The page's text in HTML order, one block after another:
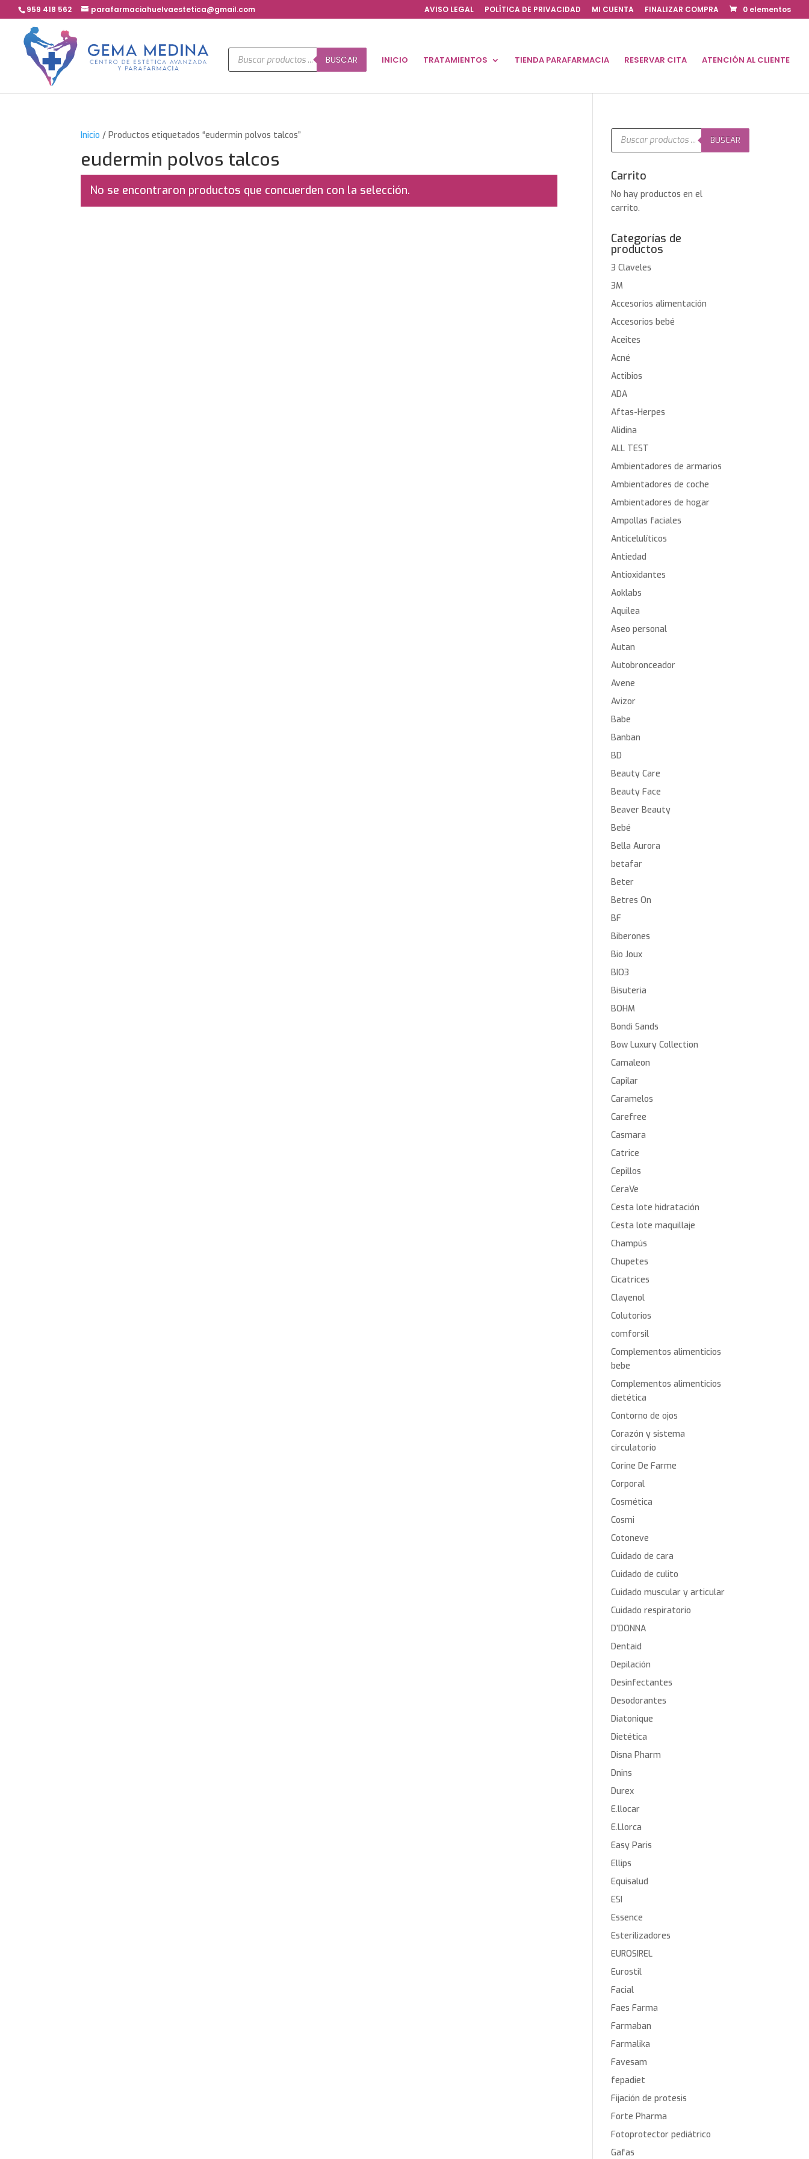
959 418 562 parafarmaciahuelvaestetica@gmail.com AVISO LEGAL POLÍTICA DE PRIVACIDAD MI CUENTA FINALIZAR COMPRA 0 elementos
Búsqueda
de
productos
BUSCAR INICIO TRATAMIENTOS TIENDA PARAFARMACIA RESERVAR CITA ATENCIÓN AL CLIENTE
Inicio / Productos etiquetados “eudermin polvos talcos”
eudermin polvos talcos
No se encontraron productos que concuerden con la selección.
Búsqueda
productos
BUSCAR
Carrito
No hay productos en el
carrito.
Categorías de
productos
3 Claveles
3M
Accesorios alimentación
Accesorios bebé
Aceites
Acné
Actibios
ADA
Aftas-Herpes
Alidina
ALL TEST
Ambientadores de armarios
Ambientadores de coche
Ambientadores de hogar
Ampollas faciales
Anticelulíticos
Antiedad
Antioxidantes
Aoklabs
Aquilea
Aseo personal
Autan
Autobronceador
Avene
Avizor
Babe
Banban
BD
Beauty Care
Beauty Face
Beaver Beauty
Bebé
Bella Aurora
betafar
Beter
Betres On
BF
Biberones
Bio Joux
BIO3
Bisuteria
BOHM
Bondi Sands
Bow Luxury Collection
Camaleon
Capilar
Caramelos
Carefree
Casmara
Catrice
Cepillos
CeraVe
Cesta lote hidratación
Cesta lote maquillaje
Champús
Chupetes
Cicatrices
Clayenol
Colutorios
comforsil
Complementos alimenticios
bebe
Complementos alimenticios
dietética
Contorno de ojos
Corazón y sistema
circulatorio
Corine De Farme
Corporal
Cosmética
Cosmi
Cotoneve
Cuidado de cara
Cuidado de culito
Cuidado muscular y articular
Cuidado respiratorio
D’DONNA
Dentaid
Depilación
Desinfectantes
Desodorantes
Diatonique
Dietética
Disna Pharm
Dnins
Durex
E.llocar
E.Llorca
Easy Paris
Ellips
Equisalud
ESI
Essence
Esterilizadores
EUROSIREL
Eurostil
Facial
Faes Farma
Farmaban
Farmalika
Favesam
fepadiet
Fijación de protesis
Forte Pharma
Fotoprotector pediátrico
Gafas